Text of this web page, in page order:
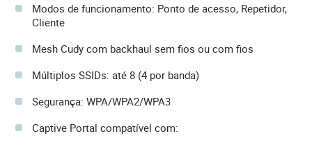
Modos de funcionamento: Ponto de acesso, Repetidor,
Cliente
Mesh Cudy com backhaul sem fios ou com fios
Múltiplos SSIDs: até 8 (4 por banda)
Segurança: WPA/WPA2/WPA3
Captive Portal compatível com: